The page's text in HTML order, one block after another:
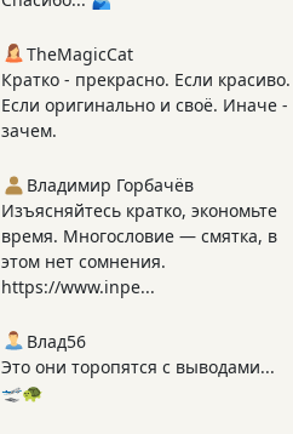
TheMagicCat
Кратко - прекрасно. Если красиво.
Если оригинально и своё. Иначе -
зачем.
Владимир Горбачёв
Изъясняйтесь кратко, экономьте
время. Многословие — смятка, в
этом нет сомнения.
https://www.inpe...
Влад56
Это они торопятся с выводами...
🛫🐢